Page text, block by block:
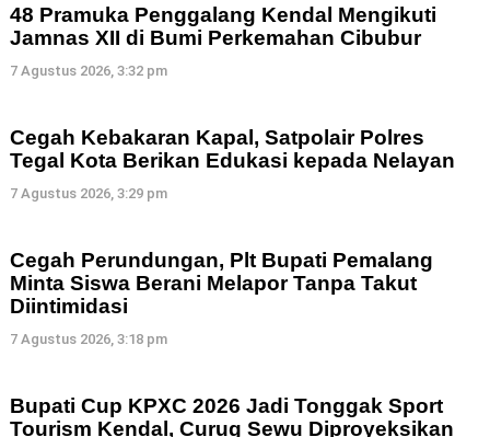
48 Pramuka Penggalang Kendal Mengikuti
Jamnas XII di Bumi Perkemahan Cibubur
7 Agustus 2026, 3:32 pm
Cegah Kebakaran Kapal, Satpolair Polres
Tegal Kota Berikan Edukasi kepada Nelayan
7 Agustus 2026, 3:29 pm
Cegah Perundungan, Plt Bupati Pemalang
Minta Siswa Berani Melapor Tanpa Takut
Diintimidasi
7 Agustus 2026, 3:18 pm
Bupati Cup KPXC 2026 Jadi Tonggak Sport
Tourism Kendal, Curug Sewu Diproyeksikan